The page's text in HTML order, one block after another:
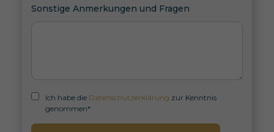
Sonstige Anmerkungen und Fragen
Ich habe die Datenschutzerklärung zur Kenntnis
genommen*